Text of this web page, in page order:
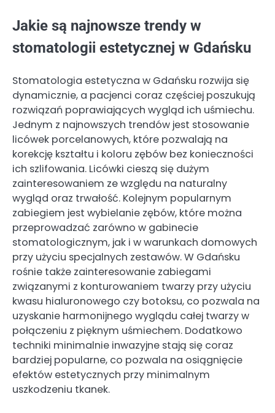
Jakie są najnowsze trendy w
stomatologii estetycznej w Gdańsku
Stomatologia estetyczna w Gdańsku rozwija się
dynamicznie, a pacjenci coraz częściej poszukują
rozwiązań poprawiających wygląd ich uśmiechu.
Jednym z najnowszych trendów jest stosowanie
licówek porcelanowych, które pozwalają na
korekcję kształtu i koloru zębów bez konieczności
ich szlifowania. Licówki cieszą się dużym
zainteresowaniem ze względu na naturalny
wygląd oraz trwałość. Kolejnym popularnym
zabiegiem jest wybielanie zębów, które można
przeprowadzać zarówno w gabinecie
stomatologicznym, jak i w warunkach domowych
przy użyciu specjalnych zestawów. W Gdańsku
rośnie także zainteresowanie zabiegami
związanymi z konturowaniem twarzy przy użyciu
kwasu hialuronowego czy botoksu, co pozwala na
uzyskanie harmonijnego wyglądu całej twarzy w
połączeniu z pięknym uśmiechem. Dodatkowo
techniki minimalnie inwazyjne stają się coraz
bardziej popularne, co pozwala na osiągnięcie
efektów estetycznych przy minimalnym
uszkodzeniu tkanek.